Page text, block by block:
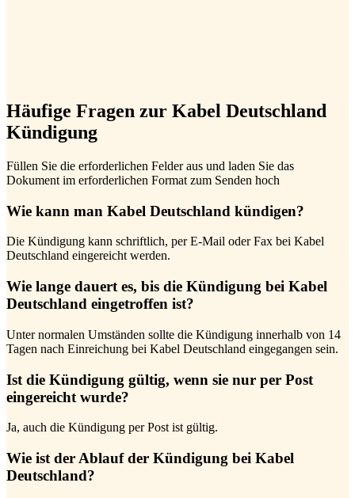
Häufige Fragen zur Kabel Deutschland
Kündigung
Füllen Sie die erforderlichen Felder aus und laden Sie das
Dokument im erforderlichen Format zum Senden hoch
Wie kann man Kabel Deutschland kündigen?
Die Kündigung kann schriftlich, per E-Mail oder Fax bei Kabel
Deutschland eingereicht werden.
Wie lange dauert es, bis die Kündigung bei Kabel
Deutschland eingetroffen ist?
Unter normalen Umständen sollte die Kündigung innerhalb von 14
Tagen nach Einreichung bei Kabel Deutschland eingegangen sein.
Ist die Kündigung gültig, wenn sie nur per Post
eingereicht wurde?
Ja, auch die Kündigung per Post ist gültig.
Wie ist der Ablauf der Kündigung bei Kabel
Deutschland?